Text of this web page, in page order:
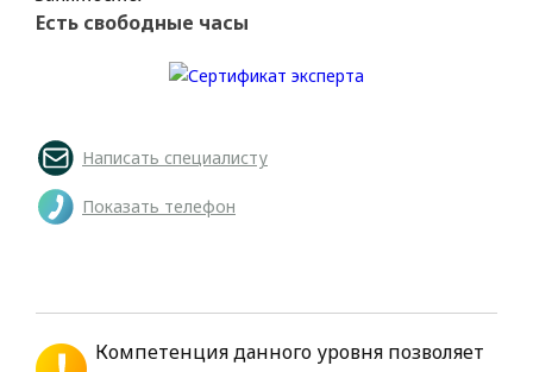
Есть свободные часы
Написать специалисту
Показать телефон
Компетенция данного уровня позволяет